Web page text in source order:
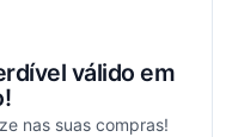
válido em
nas suas compras!